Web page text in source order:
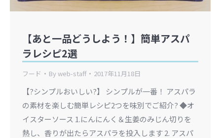
【あと一品どうしよう！】簡単アスパ
ラレシピ2選
フード Byweb-staff 2017年11月18日
【?シンプルおいしい?】 シンプルが一番！ アスパラ
の素材を楽しむ簡単レシピ2つを味別でご紹介? ◆オ
イスターソース 1.にんにんく＆生姜のみじん切りを
熱し、香りが出たらアスパラを投入します 2. アスパ